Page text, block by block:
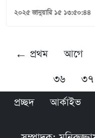
২০২৫ জানুয়ারি ১৫ ১৩:৫০:৪৪
← প্রথম আগে
৩৬
৩৭
প্রচ্ছদ
আর্কাইভ